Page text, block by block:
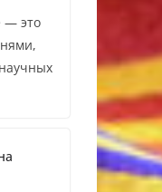
— это